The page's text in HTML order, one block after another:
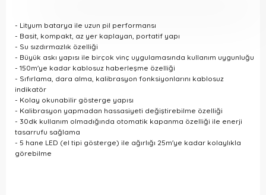
- Lityum batarya ile uzun pil performansı
- Basit, kompakt, az yer kaplayan, portatif yapı
- Su sızdırmazlık özelliği
- Büyük askı yapısı ile birçok vinç uygulamasında kullanım uygunluğu
- 150m'ye kadar kablosuz haberleşme özelliği
- Sıfırlama, dara alma, kalibrasyon fonksiyonlarını kablosuz
indikatör
- Kolay okunabilir gösterge yapısı
- Kalibrasyon yapmadan hassasiyeti değiştirebilme özelliği
- 30dk kullanım olmadığında otomatik kapanma özelliği ile enerji
tasarrufu sağlama
- 5 hane LED (el tipi gösterge) ile ağırlığı 25m'ye kadar kolaylıkla
görebilme